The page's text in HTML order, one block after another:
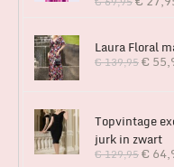
Laura Floral
€139,95€
Topvintage
jurk in zwart
€129,95€